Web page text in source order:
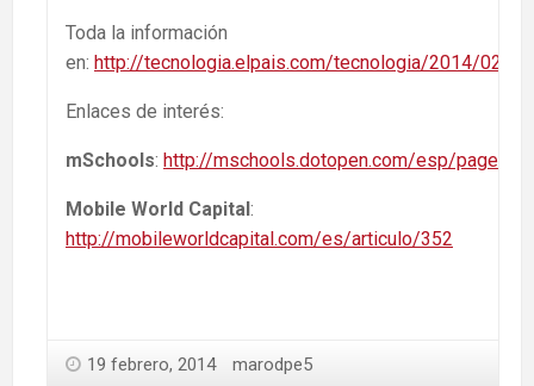
Toda la información
en: http://tecnologia.elpais.com/tecnologia/2014/02/
Enlaces de interés:
mSchools: http://mschools.dotopen.com/esp/pages/
Mobile World Capital:
http://mobileworldcapital.com/es/articulo/352
19 febrero, 2014 marodpe5